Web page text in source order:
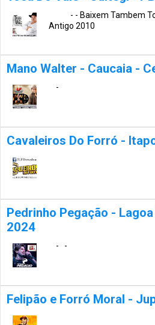
- - Baixem Tambem
Antigo 2010
Mano Walter - Caucaia -
-
Cavaleiros Do Forró -
Pedrinho Pegação -
2024
- -
Felipão e Forró Moral -